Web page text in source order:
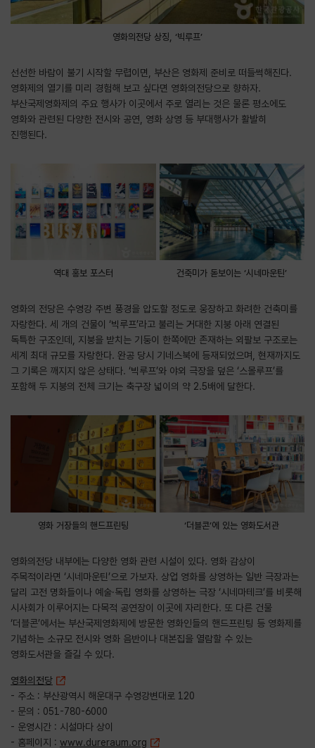
영화의전당 상징, ‘빅루프’
선선한 바람이 불기 시작할 무렵이면, 부산은 영화제 준비로 떠들썩해진다.
영화제의 열기를 미리 경험해 보고 싶다면 영화의전당으로 향하자.
부산국제영화제의 주요 행사가 이곳에서 주로 열리는 것은 물론 평소에도
영화와 관련된 다양한 전시와 공연, 영화 상영 등 부대행사가 활발히
진행된다.
역대 홍보 포스터 건축미가 돋보이는 ‘시네마운틴’
영화의 전당은 수영강 주변 풍경을 압도할 정도로 웅장하고 화려한 건축미를
자랑한다. 세 개의 건물이 ‘빅루프’라고 불리는 거대한 지붕 아래 연결된
독특한 구조인데, 지붕을 받치는 기둥이 한쪽에만 존재하는 외팔보 구조로는
세계 최대 규모를 자랑한다. 완공 당시 기네스북에 등재되었으며, 현재까지도
그 기록은 깨지지 않은 상태다. ‘빅루프’와 야외 극장을 덮은 ‘스몰루프’를
포함해 두 지붕의 전체 크기는 축구장 넓이의 약 2.5배에 달한다.
영화 거장들의 핸드프린팅 ‘더블콘’에 있는 영화도서관
영화의전당 내부에는 다양한 영화 관련 시설이 있다. 영화 감상이
주목적이라면 ‘시네마운틴’으로 가보자. 상업 영화를 상영하는 일반 극장과는
달리 고전 명화들이나 예술·독립 영화를 상영하는 극장 ‘시네마테크’를 비롯해
시사회가 이루어지는 다목적 공연장이 이곳에 자리한다. 또 다른 건물
‘더블콘’에서는 부산국제영화제에 방문한 영화인들의 핸드프린팅 등 영화제를
기념하는 소규모 전시와 영화 음반이나 대본집을 열람할 수 있는
영화도서관을 즐길 수 있다.
영화의전당
- 주소 : 부산광역시 해운대구 수영강변대로 120
- 문의 : 051-780-6000
- 운영시간 : 시설마다 상이
- 홈페이지 : www.dureraum.org